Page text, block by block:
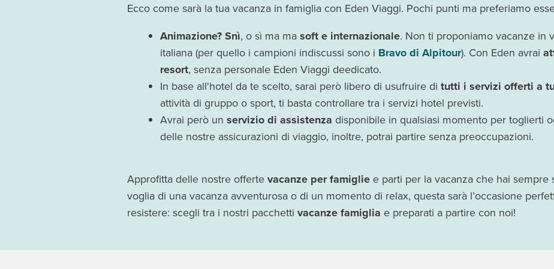
Ecco come sarà la tua vacanza in famiglia con Eden Viaggi. Pochi punti ma preferiamo
Animazione? Snì, o sì ma ma soft e internazionale. Non ti proponiamo vacanze in
italiana (per quello i campioni indiscussi sono i Bravo di Alpitour). Con Eden avrai
resort, senza personale Eden Viaggi deedicato.
In base all'hotel da te scelto, sarai però libero di usufruire di tutti i servizi offerti a
attività di gruppo o sport, ti basta controllare tra i servizi hotel previsti.
Avrai però un servizio di assistenza disponibile in qualsiasi momento per toglierti
delle nostre assicurazioni di viaggio, inoltre, potrai partire senza preoccupazioni.
Approfitta delle nostre offertevacanze per famiglie e parti per la vacanza che hai sempre
voglia di una vacanza avventurosa o di un momento di relax, questa sarà l’occasione
resistere: scegli tra i nostri pacchetti vacanze famiglia e preparati a partire con noi!